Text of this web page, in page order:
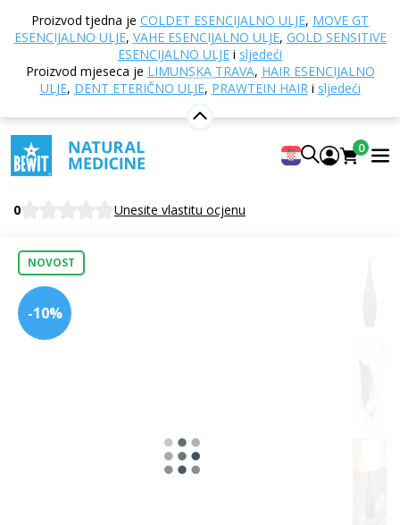
Proizvod tjedna je COLDET ESENCIJALNO ULJE, MOVE GT
ESENCIJALNO ULJE, VAHE ESENCIJALNO ULJE, GOLD SENSITIVE
ESENCIJALNO ULJE i sljedeći
Proizvod mjeseca je LIMUNSKA TRAVA, HAIR ESENCIJALNO
ULJE, DENT ETERIČNO ULJE, PRAWTEIN HAIRi sljedeći
0
Online trgovina
aroma difuzori
Ultrazvučno
Aroma difuzer Aqua
Dream, tamno drvo
Aroma difuzer Aqua Dream, tamno
drvo
Ultrazvučni difuzer
0 Unesite vlastitu ocjenu
NOVOST
-10%